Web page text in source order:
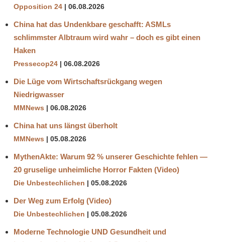
Opposition 24 06.08.2026
China hat das Undenkbare geschafft: ASMLs
schlimmster Albtraum wird wahr – doch es gibt einen
Haken
Pressecop24 06.08.2026
Die Lüge vom Wirtschaftsrückgang wegen
Niedrigwasser
MMNews 06.08.2026
China hat uns längst überholt
MMNews 05.08.2026
MythenAkte: Warum 92 % unserer Geschichte fehlen —
20 gruselige unheimliche Horror Fakten (Video)
Die Unbestechlichen 05.08.2026
Der Weg zum Erfolg (Video)
Die Unbestechlichen 05.08.2026
Moderne Technologie UND Gesundheit und